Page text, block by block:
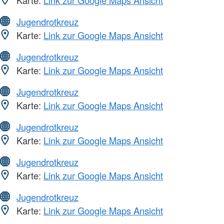
Jugendrotkreuz
Karte: Link zur Google Maps Ansicht
Jugendrotkreuz
Karte: Link zur Google Maps Ansicht
Jugendrotkreuz
Karte: Link zur Google Maps Ansicht
Jugendrotkreuz
Karte: Link zur Google Maps Ansicht
Jugendrotkreuz
Karte: Link zur Google Maps Ansicht
Jugendrotkreuz
Karte: Link zur Google Maps Ansicht